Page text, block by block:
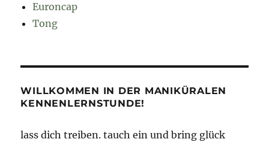
Euroncap
Tong
WILLKOMMEN IN DER MANIKÜRALEN
KENNENLERNSTUNDE!
lass dich treiben. tauch ein und bring glück